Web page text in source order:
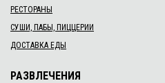
РЕСТОРАНЫ
СУШИ, ПАБЫ, ПИЦЦЕРИИ
ДОСТАВКА ЕДЫ
РАЗВЛЕЧЕНИЯ